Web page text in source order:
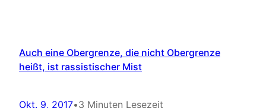
Auch eine Obergrenze, die nicht Obergrenze
heißt, ist rassistischer Mist
Okt. 9, 2017•3 Minuten Lesezeit